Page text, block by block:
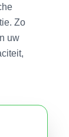
Zo
uw